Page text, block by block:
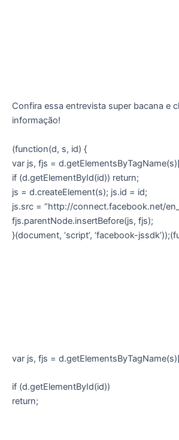
Confira essa entrevista super bacana e
informação!
(function(d, s, id) {
var js, fjs =
if (d.getElementById(id)) return;
js = d.createElement(s); js.id = id;
js.src = “http://connect.facebook.net/
fjs.parentNode.insertBefore(js, fjs);
}(document, ‘script’, ‘facebook-
var js, fjs =
if (d.getElementById(id))
return;